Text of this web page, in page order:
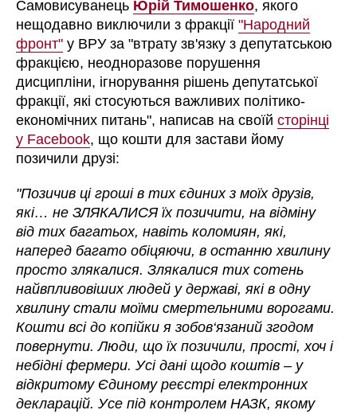
Самовисуванець Юрій Тимошенко, якого
нещодавно виключили з фракції"Народний
фронт" у ВРУ за "втрату зв'язку з депутатською
фракцією, неодноразове порушення
дисципліни, ігнорування рішень депутатської
фракції, які стосуються важливих політико-
економічних питань", написав на своїйсторінці
у Facebook, що кошти для застави йому
позичили друзі:
"Позичив ці гроші в тих єдиних з моїх друзів,
які… не ЗЛЯКАЛИСЯ їх позичити, на відміну
від тих багатьох, навіть коломиян, які,
наперед багато обіцяючи, в останню хвилину
просто злякалися. Злякалися тих сотень
найвпливовіших людей у державі, які в одну
хвилину стали моїми смертельними ворогами.
Кошти всі до копійки я зобов‘язаний згодом
повернути. Люди, що їх позичили, прості, хоч і
небідні фермери. Усі дані щодо коштів – у
відкритому Єдиному реєстрі електронних
декларацій. Усе під контролем НАЗК, якому